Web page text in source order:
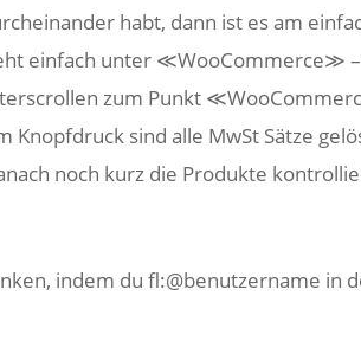
habt, dann ist es am
einfach unter ≪WooCommerce≫
zum Punkt
sind alle MwSt Sätze
noch kurz die Produkte
indem du fl:@benutzername in